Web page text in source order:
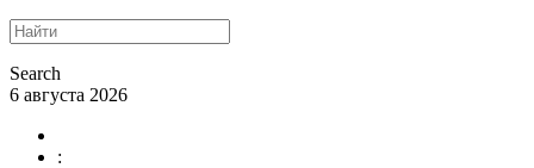
Search
6 августа 2026
: